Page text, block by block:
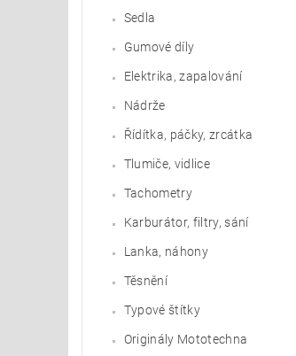
Sedla
Gumové díly
Elektrika, zapalování
Nádrže
Řídítka, páčky, zrcátka
Tlumiče, vidlice
Tachometry
Karburátor, filtry, sání
Lanka, náhony
Těsnění
Typové štítky
Originály Mototechna